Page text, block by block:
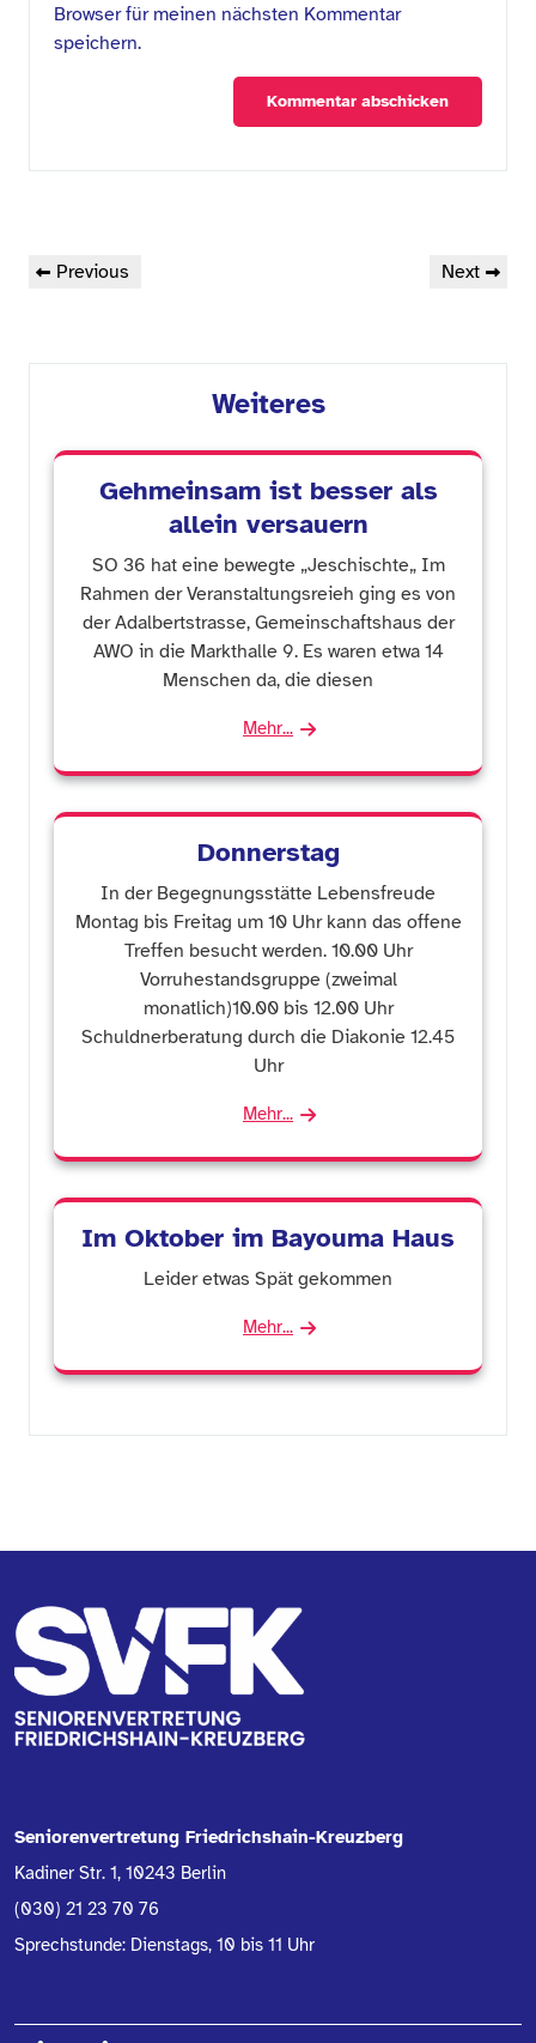
Browser für meinen nächsten Kommentar
speichern.
Beitragsnavigation
Previous
Previous
Next
Next
Weiteres
Gehmeinsam ist besser als
allein versauern
SO 36 hat eine bewegte „Jeschischte„ Im
Rahmen der Veranstaltungsreieh ging es von
der Adalbertstrasse, Gemeinschaftshaus der
AWO in die Markthalle 9. Es waren etwa 14
Menschen da, die diesen
Mehr...
Donnerstag
In der Begegnungsstätte Lebensfreude
Montag bis Freitag um 10 Uhr kann das offene
Treffen besucht werden. 10.00 Uhr
Vorruhestandsgruppe (zweimal
monatlich)10.00 bis 12.00 Uhr
Schuldnerberatung durch die Diakonie 12.45
Uhr
Mehr...
Im Oktober im Bayouma Haus
Leider etwas Spät gekommen
Mehr...
Seniorenvertretung Friedrichshain-Kreuzberg
Kadiner Str. 1, 10243 Berlin
(030) 21 23 70 76
Sprechstunde: Dienstags, 10 bis 11 Uhr